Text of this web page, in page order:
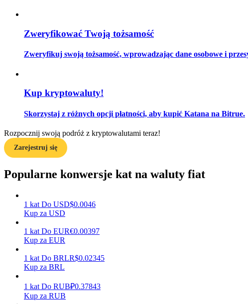
Informacja
Analiza Big Data, w tym informacje handlowe itp.
Przewodnik
Strategie handlowe
Dowiedz się, jak zachować rentowność
Zweryfikować Twoją tożsamość
Zweryfikuj swoją tożsamość, wprowadzając dane osobowe i
Kup kryptowaluty!
Skorzystaj z różnych opcji płatności, aby kupić Katana na Bitrue.
Rozpocznij swoją podróż z kryptowalutami teraz!
Zarejestruj się
Popularne konwersje kat na waluty fiat
1 kat Do USD$0.0046
Kup za USD
1 kat Do EUR€0.00397
Kup za EUR
1 kat Do BRLR$0.02345
Kup za BRL
1 kat Do RUB₽0.37843
Kup za RUB